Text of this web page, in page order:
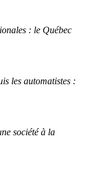
: le Québec
les automatistes :
société à la